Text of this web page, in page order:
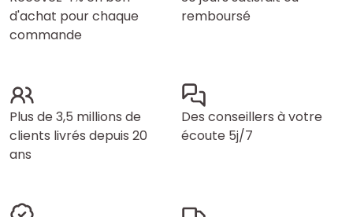
d'achat pour chaque
commande
remboursé
Plus de 3,5 millions de
clients livrés depuis 20
ans
Des conseillers à votre
écoute 5j/7